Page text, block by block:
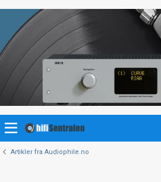
Artikler fra Audiophile.no